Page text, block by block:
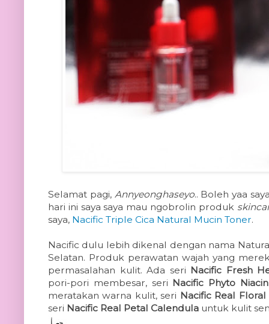
Selamat pagi, Annyeonghaseyo.. Boleh yaa
hari ini saya saya mau ngobrolin produk
saya, Nacific Triple Cica Natural Mucin Toner.
Nacific dulu lebih dikenal dengan nama
Selatan. Produk perawatan wajah yang
permasalahan kulit. Ada seri Nacific Fresh
pori-pori membesar, seri Nacific Phyto
meratakan warna kulit, seri Nacific Real Floral
seri Nacific Real Petal Calendula untuk kulit